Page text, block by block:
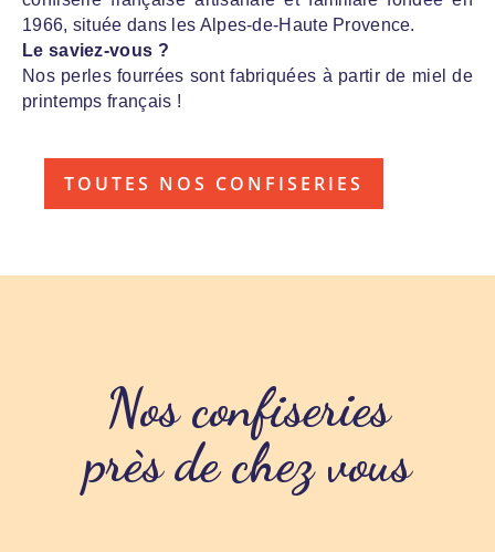
1966, située dans les Alpes-de-Haute Provence.
Le saviez-vous ?
Nos perles fourrées sont fabriquées à partir de miel de
printemps français !
TOUTES NOS CONFISERIES
Nos confiseries
près de chez vous